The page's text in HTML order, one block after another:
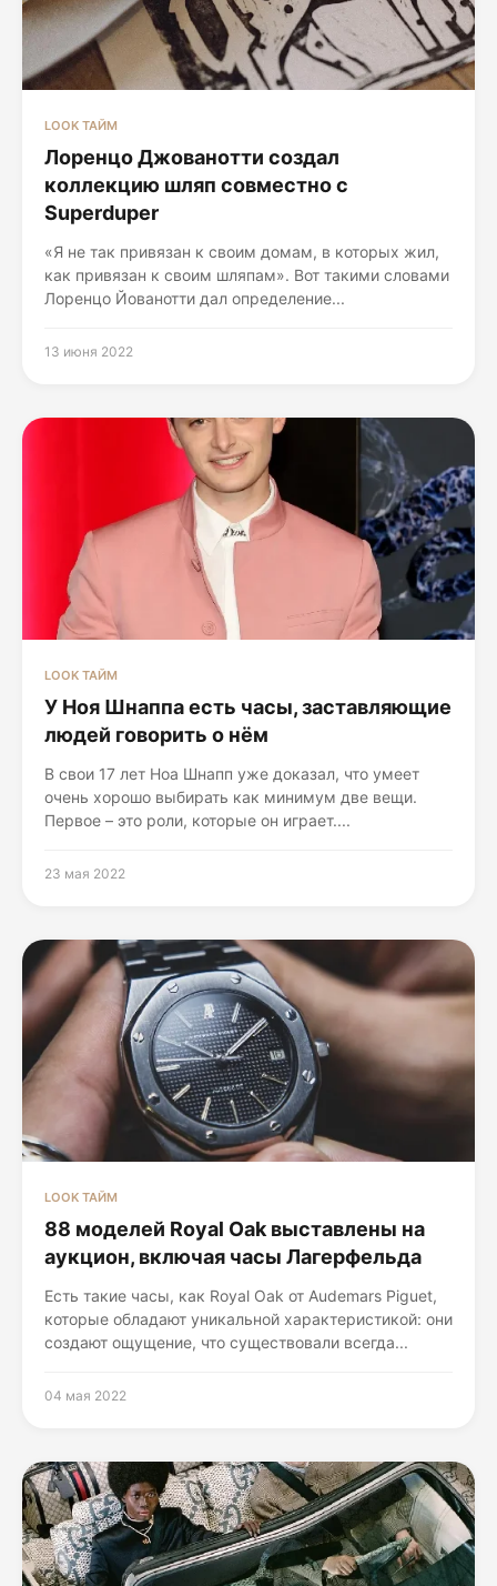
LOOK ТАЙМ
Лоренцо Джованотти создал
коллекцию шляп совместно с
Superduper
«Я не так привязан к своим домам, в которых жил,
как привязан к своим шляпам». Вот такими словами
Лоренцо Йованотти дал определение...
13 июня 2022
LOOK ТАЙМ
У Ноя Шнаппа есть часы, заставляющие
людей говорить о нём
В свои 17 лет Ноа Шнапп уже доказал, что умеет
очень хорошо выбирать как минимум две вещи.
Первое – это роли, которые он играет....
23 мая 2022
LOOK ТАЙМ
88 моделей Royal Oak выставлены на
аукцион, включая часы Лагерфельда
Есть такие часы, как Royal Oak от Audemars Piguet,
которые обладают уникальной характеристикой: они
создают ощущение, что существовали всегда...
04 мая 2022